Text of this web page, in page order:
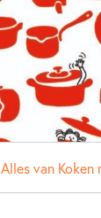
Alles van Koken